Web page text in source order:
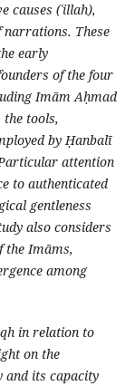
causes (ʿillah),
These
early
of the four
Imām Aḥmad
tools,
by Ḥanbalī
attention
to authenticated
gentleness
also considers
the Imāms,
among
in relation to
on the
and its capacity